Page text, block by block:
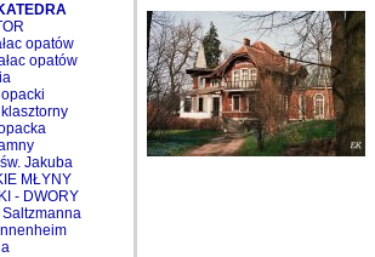
opatów
opatów
Jakuba
MŁYNY
- DWORY
Saltzmanna